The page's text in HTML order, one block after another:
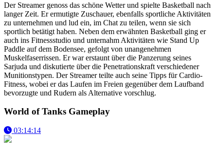
Der Streamer genoss das schöne Wetter und spielte Basketball nach
langer Zeit. Er ermutigte Zuschauer, ebenfalls sportliche Aktivitäten
zu unternehmen und lud ein, im Chat zu teilen, wenn sie sich
sportlich betätigt haben. Neben dem erwähnten Basketball ging er
auch ins Fitnessstudio und unternahm Aktivitäten wie Stand Up
Paddle auf dem Bodensee, gefolgt von unangenehmen
Muskelfaserrissen. Er war erstaunt über die Panzerung seines
Sarjuda und diskutierte über die Penetrationskraft verschiedener
Munitionstypen. Der Streamer teilte auch seine Tipps für Cardio-
Fitness, wobei er das Laufen im Freien gegenüber dem Laufband
bevorzugte und Rudern als Alternative vorschlug.
World of Tanks Gameplay
03:14:14